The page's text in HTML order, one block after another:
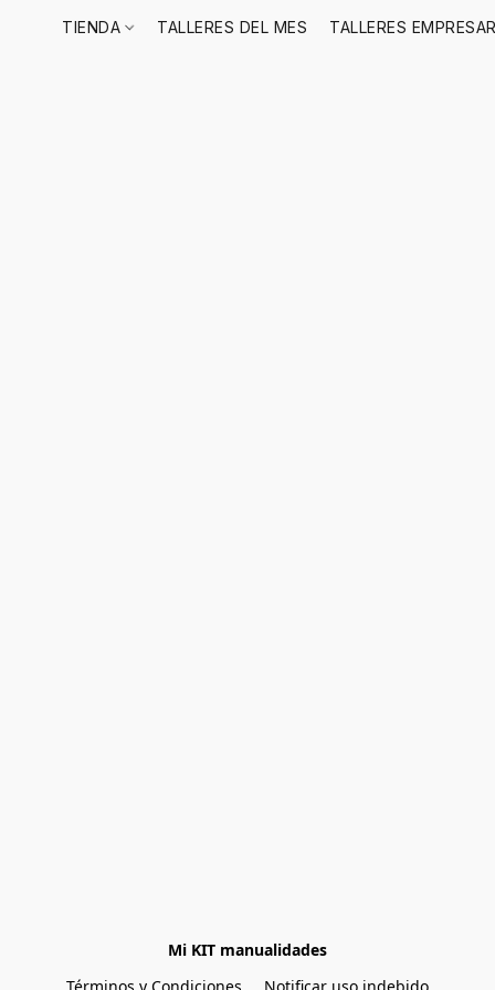
TIENDA TALLERES DEL MES TALLERES
Mi KIT manualidades